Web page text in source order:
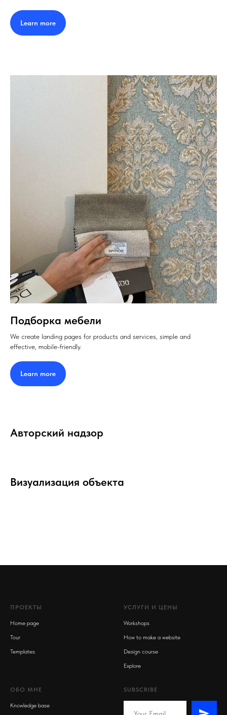
Learn more
Подборка мебели
We create landing pages for products and services, simple and
effective, mobile-friendly.
Learn more
Авторский надзор
Визуализация объекта
ПРОЕКТЫ
Home page
Tour
Templates
УСЛУГИ И ЦЕНЫ
Workshops
How to make a website
Design course
Explore
ОБО МНЕ
Knowledge base
SUBSCRIBE